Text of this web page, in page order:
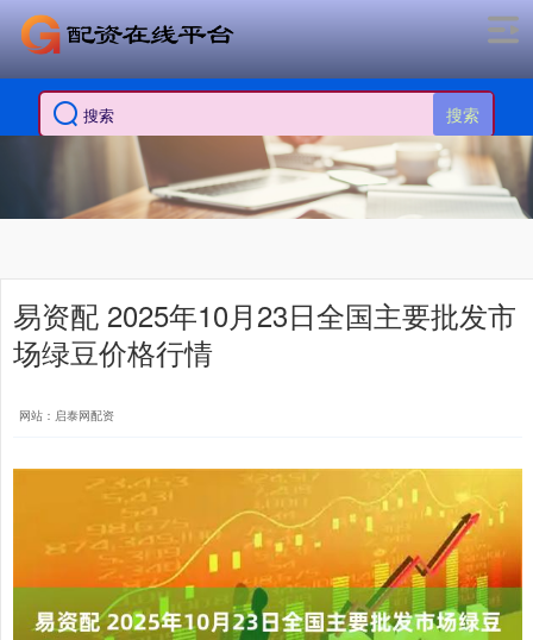
搜索
易资配 2025年10月23日全国主要批发市
场绿豆价格行情
网站：启泰网配资